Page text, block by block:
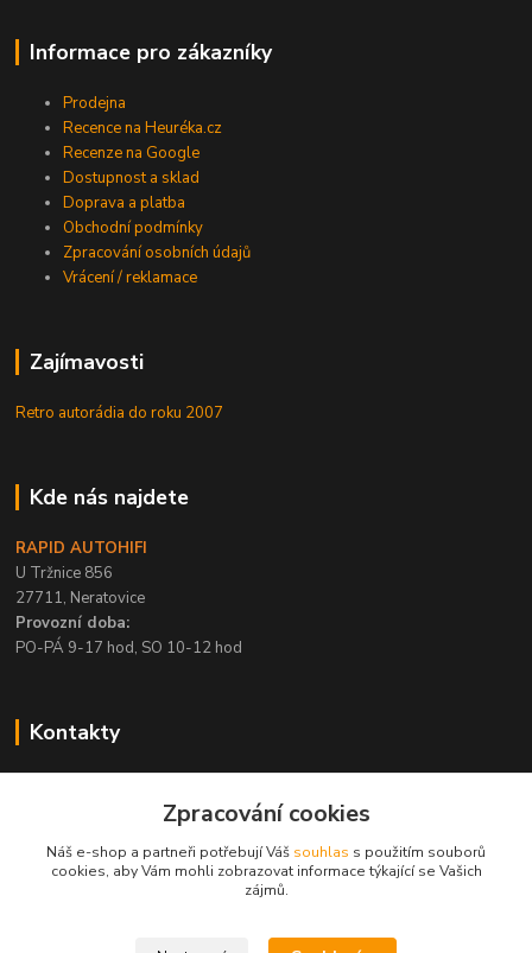
Informace pro zákazníky
Prodejna
Recence na Heuréka.cz
Recenze na Google
Dostupnost a sklad
Doprava a platba
Obchodní podmínky
Zpracování osobních údajů
Vrácení / reklamace
Zajímavosti
Retro autorádia do roku 2007
Kde nás najdete
RAPID AUTOHIFI
U Tržnice 856
27711, Neratovice
Provozní doba:
PO-PÁ 9-17 hod, SO 10-12 hod
Kontakty
PO-PÁ / 9-17 hod, SO 10-12 hod
info@rapid-autohifi.com
Zpracování cookies
Náš e-shop a partneři potřebují Váš souhlas s použitím souborů
cookies, aby Vám mohli zobrazovat informace týkající se Vašich
zájmů.